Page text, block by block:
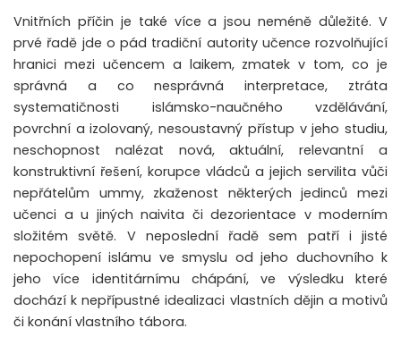
Vnitřních příčin je také více a jsou neméně důležité. V
prvé řadě jde o pád tradiční autority učence rozvolňující
hranici mezi učencem a laikem, zmatek v tom, co je
správná a co nesprávná interpretace, ztráta
systematičnosti islámsko-naučného vzdělávání,
povrchní a izolovaný, nesoustavný přístup v jeho studiu,
neschopnost nalézat nová, aktuální, relevantní a
konstruktivní řešení, korupce vládců a jejich servilita vůči
nepřátelům ummy, zkaženost některých jedinců mezi
učenci a u jiných naivita či dezorientace v moderním
složitém světě. V neposlední řadě sem patří i jisté
nepochopení islámu ve smyslu od jeho duchovního k
jeho více identitárnímu chápání, ve výsledku které
dochází k nepřípustné idealizaci vlastních dějin a motivů
či konání vlastního tábora.